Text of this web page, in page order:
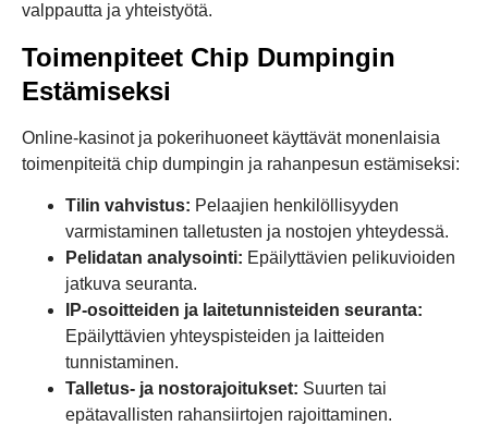
valppautta ja yhteistyötä.
Toimenpiteet Chip Dumpingin
Estämiseksi
Online-kasinot ja pokerihuoneet käyttävät monenlaisia
toimenpiteitä chip dumpingin ja rahanpesun estämiseksi:
Tilin vahvistus: Pelaajien henkilöllisyyden
varmistaminen talletusten ja nostojen yhteydessä.
Pelidatan analysointi: Epäilyttävien pelikuvioiden
jatkuva seuranta.
IP-osoitteiden ja laitetunnisteiden seuranta:
Epäilyttävien yhteyspisteiden ja laitteiden
tunnistaminen.
Talletus- ja nostorajoitukset: Suurten tai
epätavallisten rahansiirtojen rajoittaminen.